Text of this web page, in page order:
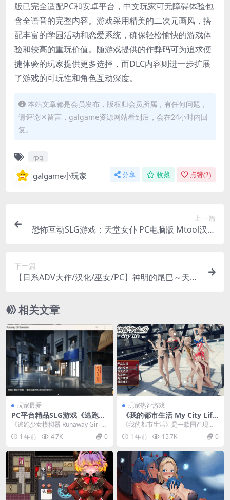
版已完全适配PC和安卓平台，中文玩家可无障碍体验包
含全语音的完整内容。游戏采用精美的二次元画风，搭
配丰富的学园活动和恋爱系统，确保轻松愉快的游戏体
验和较高的重玩价值。随游戏提供的作弊码可为追求便
捷体验的玩家提供更多选择，而DLC内容则进一步扩展
了游戏的可玩性和角色互动深度。
本站文章都是会员发布，版权归会员所属，有任何问题，
请评论区留言，galgame资源网站看到后，会在24小时内回
复。
rpg
galgame小玩家 分享 收藏 点赞(2)
上一篇
恐怖互动SLG游戏：天堂女仆 PC电脑版 Mtool汉化
下一篇
【日系ADV大作/汉化/巫女/PC】神明的尾巴～天干
の恩返し～ Ver1.02 汉化版【8.03G/全CV】
相关文章
玩家最爱
PC平台精品SLG游戏《逃跑少
女模拟器 Runaway Girl Sim
ulator Ver1.1.8》官方中文版
《逃跑少女模拟器 Runaway Girl Si
mulator Ver1.1.8...
1 年前 4.7K 0
玩家热评游戏
《我的都市生活 My City Life
Ver0.41b 官方中文版》国产R
PG｜PC+安卓双端｜动态互动
｜职场模拟
《我的都市生活》是一款国产现实
题材RPG，以现代都市职场为背
景，融合生活模拟与角...
1 年前 15.7K 0